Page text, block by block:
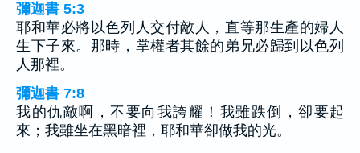
彌迦書 5:3
耶和華必將以色列人交付敵人，直等那生產的婦人
生下子來。那時，掌權者其餘的弟兄必歸到以色列
人那裡。
彌迦書 7:8
我的仇敵啊，不要向我誇耀！我雖跌倒，卻要起
來；我雖坐在黑暗裡，耶和華卻做我的光。